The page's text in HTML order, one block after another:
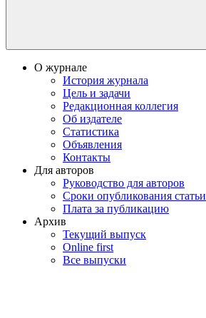
О журнале
История журнала
Цель и задачи
Редакционная коллегия
Об издателе
Статистика
Объявления
Контакты
Для авторов
Руководство для авторов
Сроки опубликования статьи
Плата за публикацию
Архив
Текущий выпуск
Online first
Все выпуски